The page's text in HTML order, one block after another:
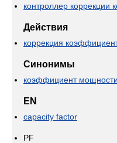
контроллер
Действия
коррекция
Синонимы
коэффициент
EN
capacity factor
PF